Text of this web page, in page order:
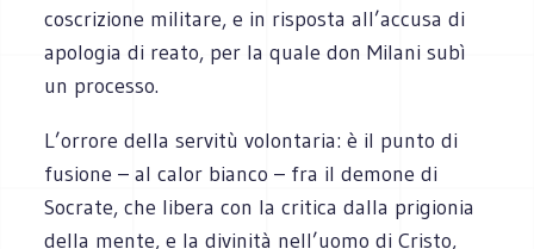
coscrizione militare, e in risposta all’accusa di
apologia di reato, per la quale don Milani subì
un processo.
L’orrore della servitù volontaria: è il punto di
fusione – al calor bianco – fra il demone di
Socrate, che libera con la critica dalla prigionia
della mente, e la divinità nell’uomo di Cristo,